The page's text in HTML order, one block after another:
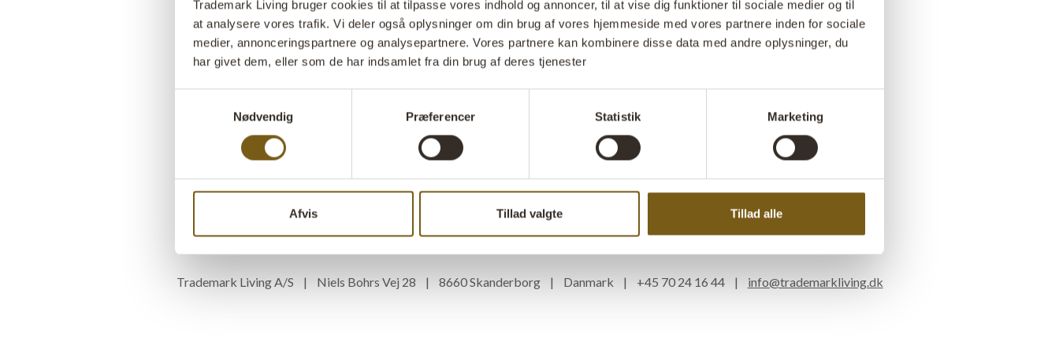
Trademark Living bruger cookies til at tilpasse vores indhold og annoncer, til at vise dig funktioner til sociale medier og til
at analysere vores trafik. Vi deler også oplysninger om din brug af vores hjemmeside med vores partnere inden for sociale
medier, annonceringspartnere og analysepartnere. Vores partnere kan kombinere disse data med andre oplysninger, du
har givet dem, eller som de har indsamlet fra din brug af deres tjenester
Nødvendig
Præferencer Statistik Marketing
Afvis Tillad valgte Tillad alle
VIRTUELT SHOWROOM FAQ IMPRESSUM
SALGS- OG LEVERINGSBETINGELSER PRIVATLIVSPOLITIK
TILMELD DIG VORES NYHEDSBREV BEGREBSOVERSIGT
Trademark Living A/S | Niels Bohrs Vej 28 | 8660 Skanderborg | Danmark | +45 70 24 16 44 | info@trademarkliving.dk